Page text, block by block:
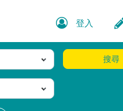
登入
搜尋